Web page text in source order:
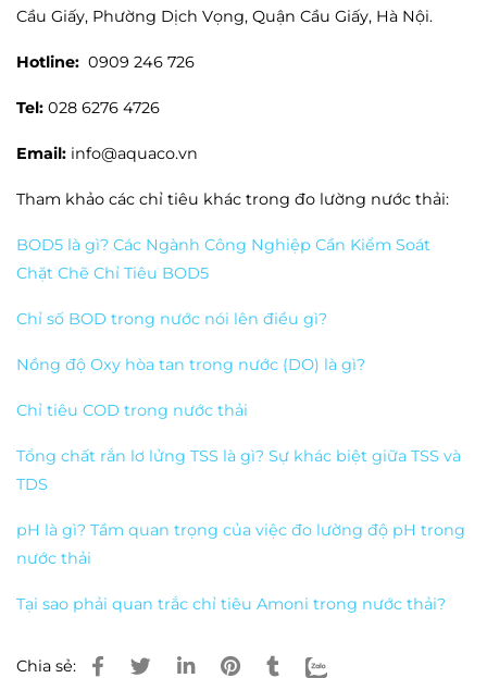
Cầu Giấy, Phường Dịch Vọng, Quận Cầu Giấy, Hà Nội.
Hotline: 0909 246 726
Tel: 028 6276 4726
Email: info@aquaco.vn
Tham khảo các chỉ tiêu khác trong đo lường nước thải:
BOD5 là gì? Các Ngành Công Nghiệp Cần Kiểm Soát
Chặt Chẽ Chỉ Tiêu BOD5
Chỉ số BOD trong nước nói lên điều gì?
Nồng độ Oxy hòa tan trong nước (DO) là gì?
Chỉ tiêu COD trong nước thải
Tổng chất rắn lơ lửng TSS là gì? Sự khác biệt giữa TSS và
TDS
pH là gì? Tầm quan trọng của việc đo lường độ pH trong
nước thải
Tại sao phải quan trắc chỉ tiêu Amoni trong nước thải?
Chia sẻ: